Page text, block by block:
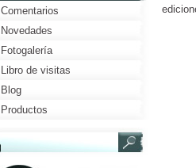
Comentarios
Novedades
Fotogalería
Libro de visitas
Blog
Productos